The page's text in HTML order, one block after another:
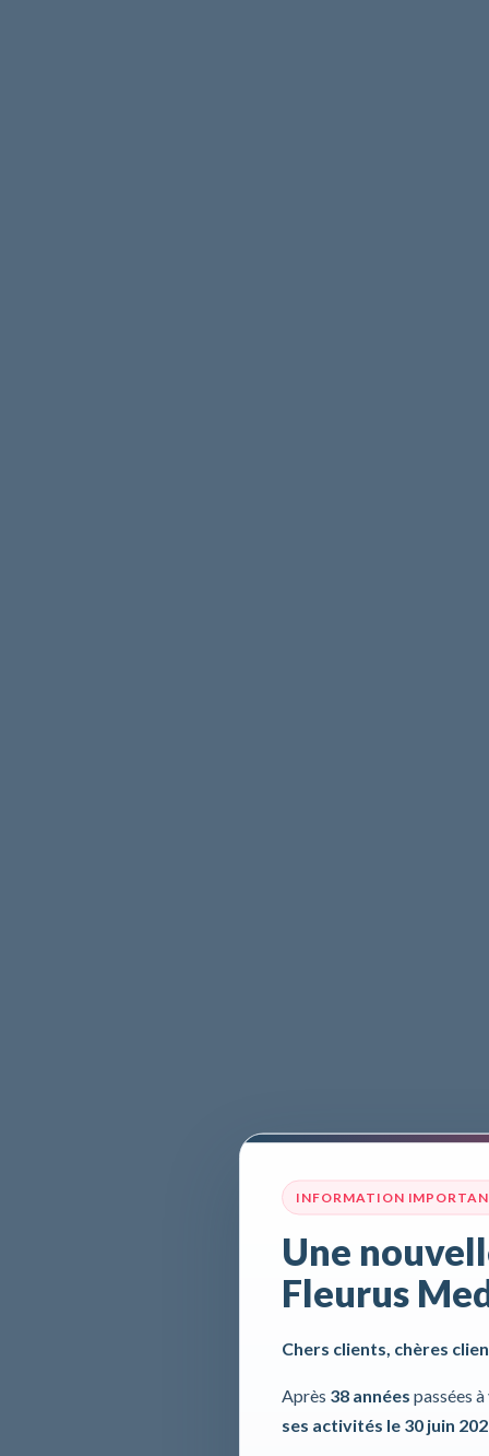
INFORMATION
Une
Fleurus
Chers clients, chères
Après 38 années passées
ses activités le 30 juin